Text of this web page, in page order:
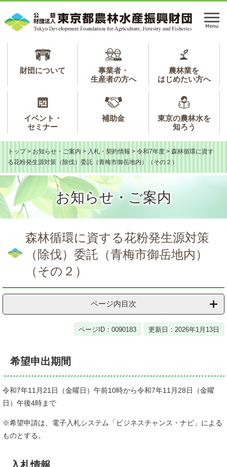
ジ
ュ
メ
財団について
事業者・
生産者の方へ
農林業を
はじめたい方へ
イベント・
セミナー
補助金
東京の農林水を
知ろう
トップ > お知らせ・ご案内 > 入札・契約情報 > 令和7年度 > 森林循環に資す
る花粉発生源対策（除伐）委託（青梅市御岳地内）（その２）
お知らせ・ご案内
森林循環に資する花粉発生源対策
（除伐）委託（青梅市御岳地内）
（その２）
ページ内目次
ページID：0090183 更新日：2026年1月13日
希望申出期間
令和7年11月21日（金曜日）午前10時から令和7年11月28日（金曜
日）午後4時まで
※希望申請は、電子入札システム「ビジネスチャンス・ナビ」による
ものとする。